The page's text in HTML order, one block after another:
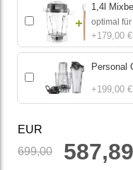
1,4l
optimal
+179,00 €
Personal
+199,00 €
EUR
699,00
587,89